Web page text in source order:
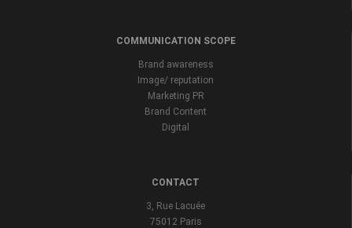
COMMUNICATION SCOPE
Brand awareness
Image/ reputation
Marketing PR
Brand Content
Digital
CONTACT
3, Rue Lacuée
75012 Paris